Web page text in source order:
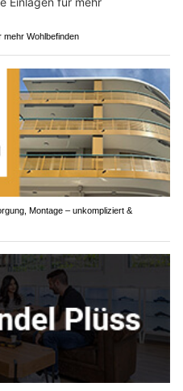
mehr Wohlbefinden
Montage – unkompliziert &